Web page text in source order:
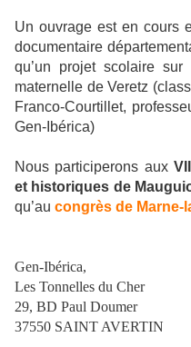
Un ouvrage est en cours
documentaire
qu’un projet scolaire
maternelle de Veretz
Franco-Courtillet,
Gen-Ibérica)
Nous participerons aux
et historiques de
qu’au congrès de Marne-
Gen-Ibérica,
Les Tonnelles du Cher
29, BD Paul Doumer
37550 SAINT AVERTIN